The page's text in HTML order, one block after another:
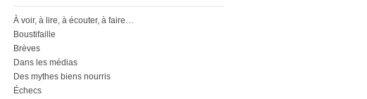
À voir, à lire, à écouter, à faire…
Boustifaille
Brèves
Dans les médias
Des mythes biens nourris
Échecs